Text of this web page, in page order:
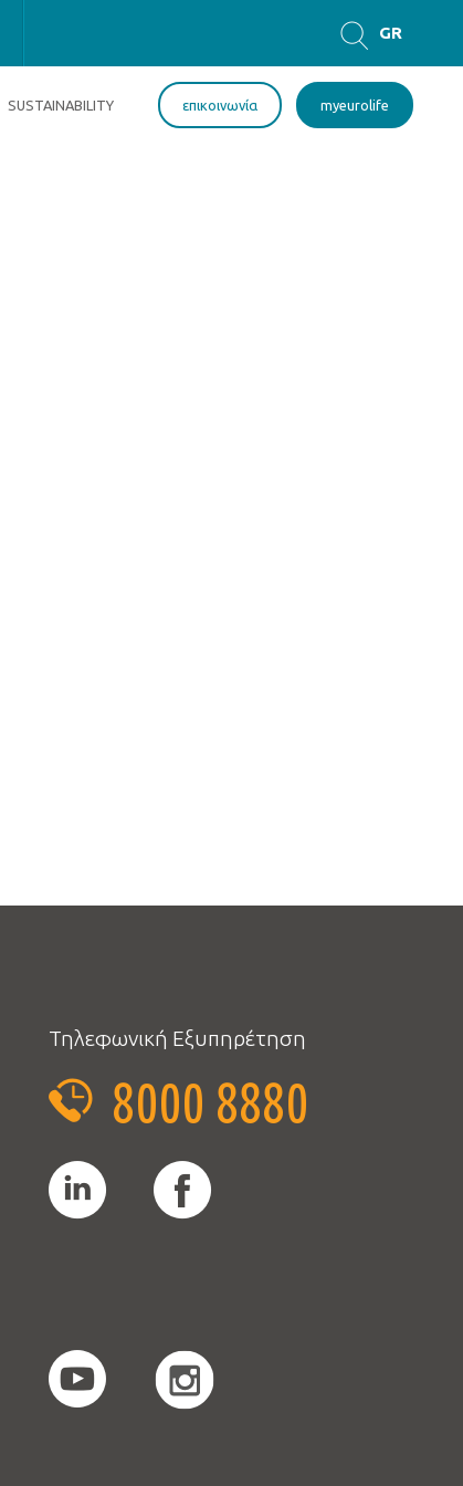
SUSTAINABILITY
GR
EN
επικοινωνία myeurolife
Τηλεφωνική Εξυπηρέτηση
8000 8880